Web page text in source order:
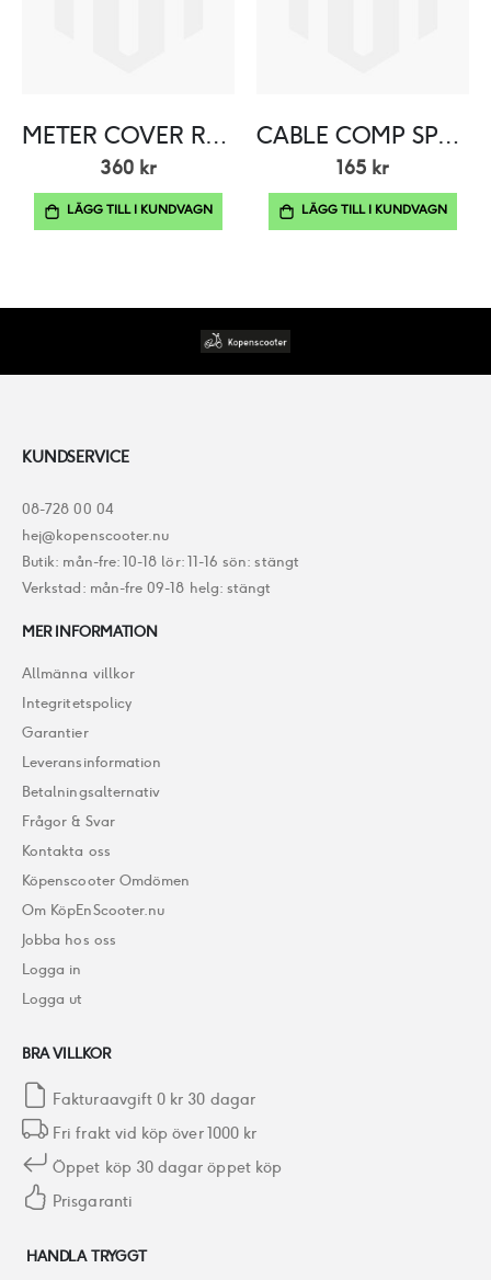
METER COVER RR (Black)
360 kr
LÄGG TILL I KUNDVAGN
CABLE COMP SPDMT
165 kr
LÄGG TILL I KUNDVAGN
KUNDSERVICE
08-728 00 04
hej@kopenscooter.nu
Butik: mån-fre: 10-18 lör: 11-16 sön: stängt
Verkstad: mån-fre 09-18 helg: stängt
MER INFORMATION
Allmänna villkor
Integritetspolicy
Garantier
Leveransinformation
Betalningsalternativ
Frågor & Svar
Kontakta oss
Köpenscooter Omdömen
Om KöpEnScooter.nu
Jobba hos oss
Logga in
Logga ut
BRA VILLKOR
Fakturaavgift 0 kr 30 dagar
Fri frakt vid köp över 1000 kr
Öppet köp 30 dagar öppet köp
Prisgaranti
HANDLA TRYGGT